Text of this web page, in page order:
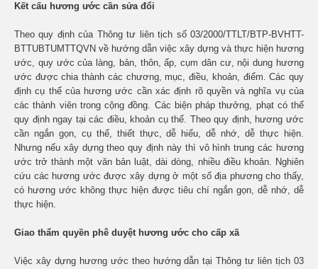
Kết cấu hương ước cần sửa đổi
Theo quy định của Thông tư liên tịch số 03/2000/TTLT/BTP-BVHTT-
BTTUBTUMTTQVN về hướng dẫn việc xây dựng và thực hiện hương
ước, quy ước của làng, bản, thôn, ấp, cụm dân cư, nội dung hương
ước được chia thành các chương, mục, điều, khoản, điểm. Các quy
định cụ thể của hương ước cần xác định rõ quyền và nghĩa vụ của
các thành viên trong cộng đồng. Các biện pháp thưởng, phạt có thể
quy định ngay tại các điều, khoản cụ thể. Theo quy định, hương ước
cần ngắn gọn, cụ thể, thiết thực, dễ hiểu, dễ nhớ, dễ thực hiện.
Nhưng nếu xây dựng theo quy định này thì vô hình trung các hương
ước trở thành một văn bản luật, dài dòng, nhiều điều khoản. Nghiên
cứu các hương ước được xây dựng ở một số địa phương cho thấy,
có hương ước không thực hiện được tiêu chí ngắn gọn, dễ nhớ, dễ
thực hiện.
Giao thẩm quyền phê duyệt hương ước cho cấp xã
Việc xây dựng hương ước theo hướng dẫn tại Thông tư liên tịch 03